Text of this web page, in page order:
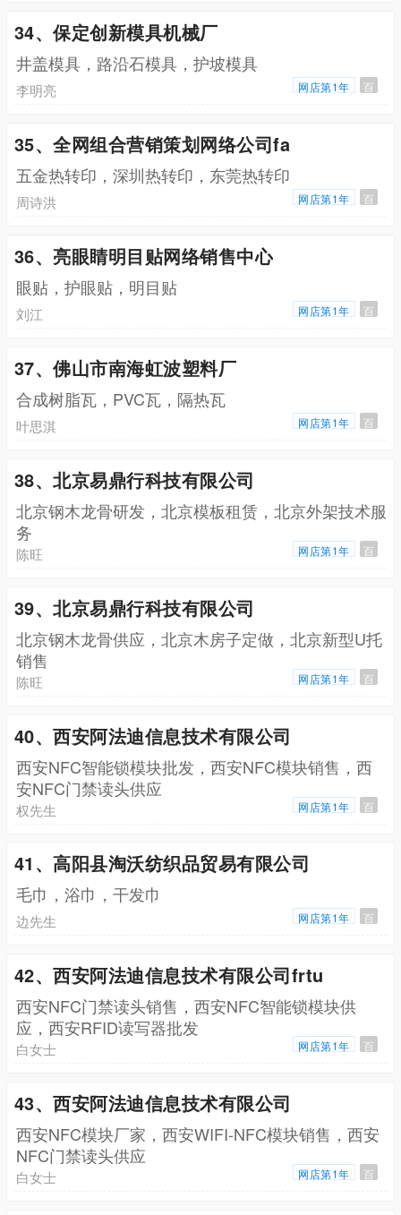
34、保定创新模具机械厂
井盖模具，路沿石模具，护坡模具
李明亮 网店第1年 百
35、全网组合营销策划网络公司fa
五金热转印，深圳热转印，东莞热转印
周诗洪 网店第1年 百
36、亮眼睛明目贴网络销售中心
眼贴，护眼贴，明目贴
刘江 网店第1年 百
37、佛山市南海虹波塑料厂
合成树脂瓦，PVC瓦，隔热瓦
叶思淇 网店第1年 百
38、北京易鼎行科技有限公司
北京钢木龙骨研发，北京模板租赁，北京外架技术服
务
陈旺 网店第1年 百
39、北京易鼎行科技有限公司
北京钢木龙骨供应，北京木房子定做，北京新型U托
销售
陈旺 网店第1年 百
40、西安阿法迪信息技术有限公司
西安NFC智能锁模块批发，西安NFC模块销售，西
安NFC门禁读头供应
权先生 网店第1年 百
41、高阳县淘沃纺织品贸易有限公司
毛巾，浴巾，干发巾
边先生 网店第1年 百
42、西安阿法迪信息技术有限公司frtu
西安NFC门禁读头销售，西安NFC智能锁模块供
应，西安RFID读写器批发
白女士 网店第1年 百
43、西安阿法迪信息技术有限公司
西安NFC模块厂家，西安WIFI-NFC模块销售，西安
NFC门禁读头供应
白女士 网店第1年 百